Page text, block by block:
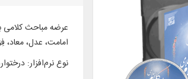
عرضه مباحث کلامی
امامت، عدل،
نوع نرم‌افزار: